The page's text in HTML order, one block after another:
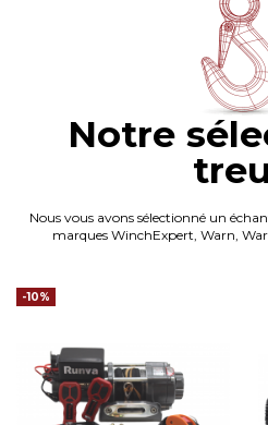
Notre
Nous vous avons sélectionné un
marques WinchExpert, Warn,
-10%